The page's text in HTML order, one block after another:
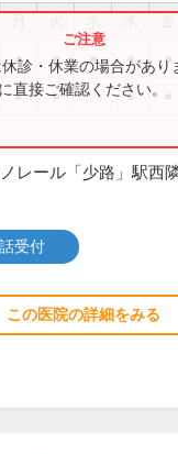
● ● ● ● ●
● ● ●
診・休業の場合があり
直接ご確認ください。
レール「少路」駅西
受付
この医院の詳細をみる